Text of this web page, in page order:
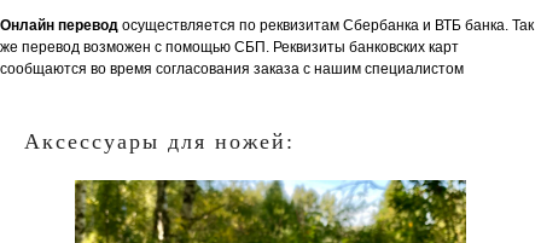
Онлайн перевод осуществляется по реквизитам Сбербанка и ВТБ банка. Так
же перевод возможен с помощью СБП. Реквизиты банковских карт
сообщаются во время согласования заказа с нашим специалистом
Аксессуары для ножей: